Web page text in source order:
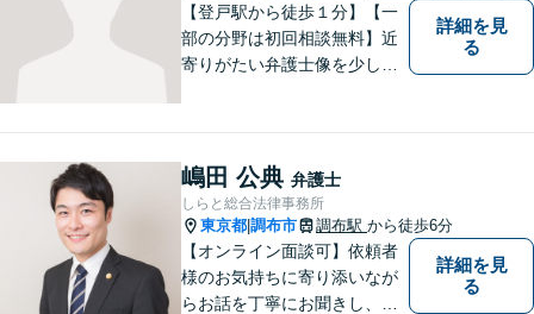
【登戸駅から徒歩１分】【一
部の分野は初回相談無料】近
寄りがたい弁護士像を少しで
決が何であるのかを見極め、
誠心誠意、仕事に取り組んで
まいります。
詳細を見
る
嶋田 公典 弁護士
しらと総合法律事務所
東京都 調布市 調布駅 から徒歩6分
【オンライン面談可】依頼者
様のお気持ちに寄り添いなが
らお話を丁寧にお聞きし、分
詳細を見
る